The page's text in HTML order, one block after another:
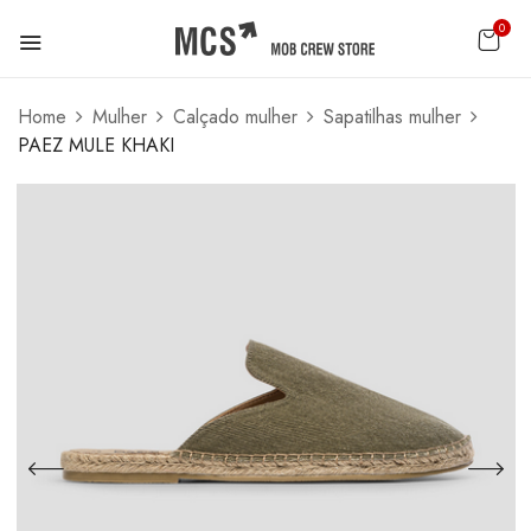
0
Home Mulher Calçado mulher
Sapatilhas mulher
PAEZ MULE KHAKI